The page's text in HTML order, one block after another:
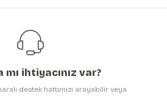
mı ihtiyacınız var?
destek hattımızı arayabilir veya